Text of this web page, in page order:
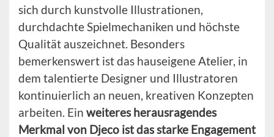
sich durch kunstvolle Illustrationen,
durchdachte Spielmechaniken und höchste
Qualität auszeichnet. Besonders
bemerkenswert ist das hauseigene Atelier, in
dem talentierte Designer und Illustratoren
kontinuierlich an neuen, kreativen Konzepten
arbeiten. Ein weiteres herausragendes
Merkmal von Djeco ist das starke Engagement